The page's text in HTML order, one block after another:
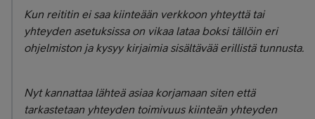
Kun reititin ei saa kiinteään verkkoon yhteyttä tai
yhteyden asetuksissa on vikaa lataa boksi tällöin eri
ohjelmiston ja kysyy kirjaimia sisältävää erillistä tunnusta.
Nyt kannattaa lähteä asiaa korjamaan siten että
tarkastetaan yhteyden toimivuus kiinteän yhteyden